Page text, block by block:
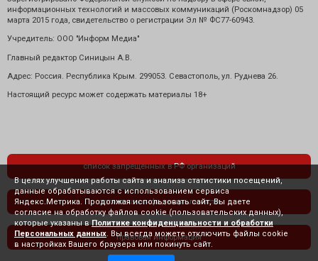
информационных технологий и массовых коммуникаций (Роскомнадзор) 05
марта 2015 года, свидетельство о регистрации Эл № ФС77-60943.
Учредитель: ООО "Информ Медиа"
Главный редактор Синицын А.В.
Адрес: Россия. Республика Крым. 299053. Севастополь, ул. Руднева 26.
Настоящий ресурс может содержать материалы 18+
список запрещенных в РФ организаций
политика конфиденциальности
правовая информация
В целях улучшения работы сайта и анализа статистики посещений,
данные обрабатываются с использованием сервиса
Яндекс.Метрика. Продолжая использовать сайт, Вы даете
согласие на обработку файлов cookie (пользовательских данных),
которые указаны в Политике конфиденциальности и обработки
Персональных данных . Вы всегда можете отключить файлы cookie
в настройках Вашего браузера или покинуть сайт.